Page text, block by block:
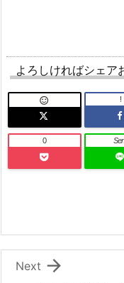
よろしければシェア
 !
0

Next